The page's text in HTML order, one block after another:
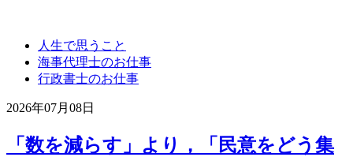
人生で思うこと
海事代理士のお仕事
行政書士のお仕事
2026年07月08日
「数を減らす」より，「民意をどう集